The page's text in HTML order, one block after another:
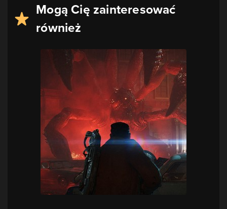
Mogą Cię zainteresować
również